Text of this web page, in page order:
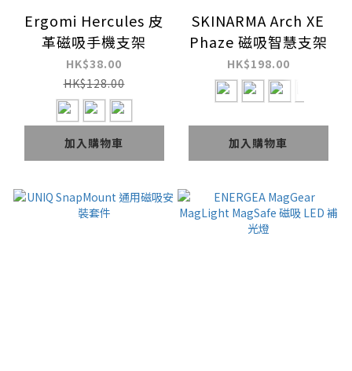
Ergomi Hercules 皮
革磁吸手機支架
HK$38.00
HK$128.00
加入購物車
SKINARMA Arch XE
Phaze 磁吸智慧支架
HK$198.00
加入購物車